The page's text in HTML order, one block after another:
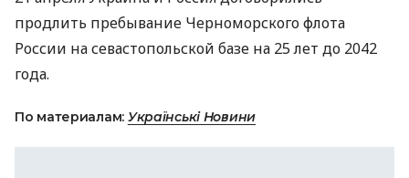
продлить пребывание Черноморского флота
России на севастопольской базе на 25 лет до 2042
года.
По материалам: Українські Новини